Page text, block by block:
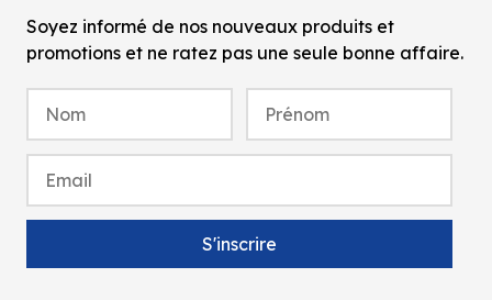
Soyez informé de nos nouveaux produits et
promotions et ne ratez pas une seule bonne affaire.